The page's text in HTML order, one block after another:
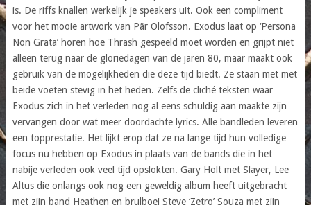
is. De riffs knallen werkelijk je speakers uit. Ook een compliment
voor het mooie artwork van Pär Olofsson. Exodus laat op ‘Persona
Non Grata’ horen hoe Thrash gespeeld moet worden en grijpt niet
alleen terug naar de gloriedagen van de jaren 80, maar maakt ook
gebruik van de mogelijkheden die deze tijd biedt. Ze staan met met
beide voeten stevig in het heden. Zelfs de cliché teksten waar
Exodus zich in het verleden nog al eens schuldig aan maakte zijn
vervangen door wat meer doordachte lyrics. Alle bandleden leveren
een topprestatie. Het lijkt erop dat ze na lange tijd hun volledige
focus nu hebben op Exodus in plaats van de bands die in het
nabije verleden ook veel tijd opslokten. Gary Holt met Slayer, Lee
Altus die onlangs ook nog een geweldig album heeft uitgebracht
met zijn band Heathen en brulboei Steve ‘Zetro’ Souza met zijn